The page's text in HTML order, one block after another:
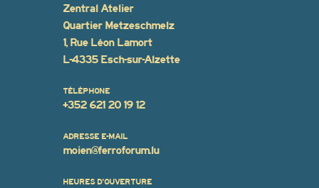
Zentral Atelier
Quartier Metzeschmelz
1, Rue Léon Lamort
L-4335 Esch-sur-Alzette
TÉLÉPHONE
+352 621 20 19 12
ADRESSE E-MAIL
moien@ferroforum.lu
HEURES D'OUVERTURE